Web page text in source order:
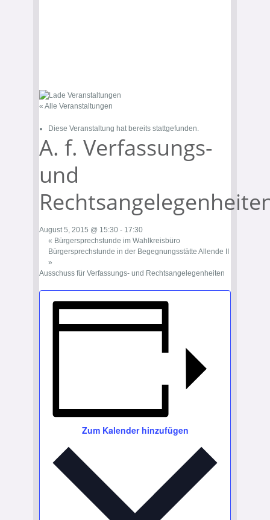
« Alle Veranstaltungen
Diese Veranstaltung hat bereits stattgefunden.
A. f. Verfassungs-
und
August 5, 2015 @ 15:30 - 17:30
« Bürgersprechstunde im Wahlkreisbüro
Bürgersprechstunde in der Begegnungsstätte Allende II
»
Ausschuss für Verfassungs- und Rechtsangelegenheiten
Zum Kalender hinzufügen